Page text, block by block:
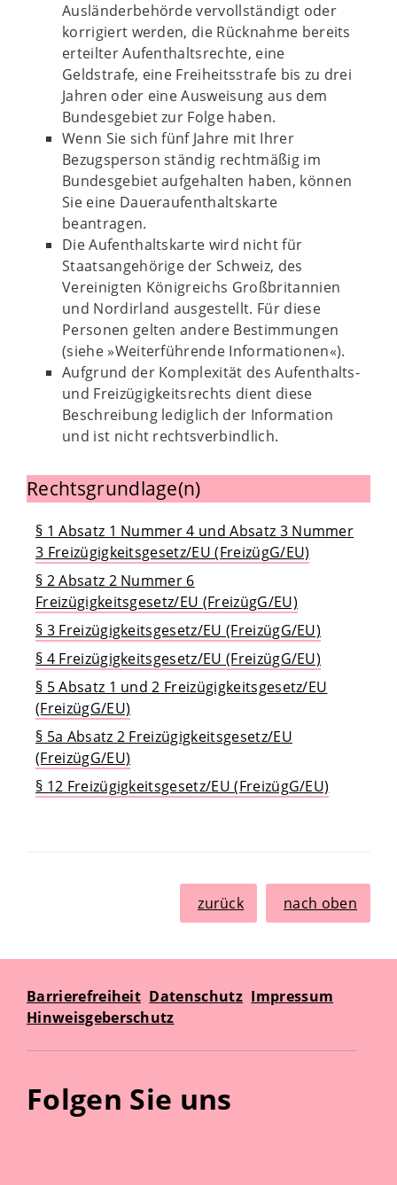
Ausländerbehörde vervollständigt oder
korrigiert werden, die Rücknahme bereits
erteilter Aufenthaltsrechte, eine
Geldstrafe, eine Freiheitsstrafe bis zu drei
Jahren oder eine Ausweisung aus dem
Bundesgebiet zur Folge haben.
Wenn Sie sich fünf Jahre mit Ihrer
Bezugsperson ständig rechtmäßig im
Bundesgebiet aufgehalten haben, können
Sie eine Daueraufenthaltskarte
beantragen.
Die Aufenthaltskarte wird nicht für
Staatsangehörige der Schweiz, des
Vereinigten Königreichs Großbritannien
und Nordirland ausgestellt. Für diese
Personen gelten andere Bestimmungen
(siehe »Weiterführende Informationen«).
Aufgrund der Komplexität des Aufenthalts-
und Freizügigkeitsrechts dient diese
Beschreibung lediglich der Information
und ist nicht rechtsverbindlich.
Rechtsgrundlage(n)
§ 1 Absatz 1 Nummer 4 und Absatz 3 Nummer
3 Freizügigkeitsgesetz/EU (FreizügG/EU)
§ 2 Absatz 2 Nummer 6
Freizügigkeitsgesetz/EU (FreizügG/EU)
§ 3 Freizügigkeitsgesetz/EU (FreizügG/EU)
§ 4 Freizügigkeitsgesetz/EU (FreizügG/EU)
§ 5 Absatz 1 und 2 Freizügigkeitsgesetz/EU
(FreizügG/EU)
§ 5a Absatz 2 Freizügigkeitsgesetz/EU
(FreizügG/EU)
§ 12 Freizügigkeitsgesetz/EU (FreizügG/EU)
zurück nach oben
Barrierefreiheit Datenschutz Impressum
Hinweisgeberschutz
Folgen Sie uns